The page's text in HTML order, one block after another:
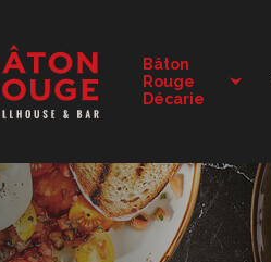
Bâton
Rouge
Décarie
DÉTAILS DU RESTAURANT
CHANGER DE RESTAURANT